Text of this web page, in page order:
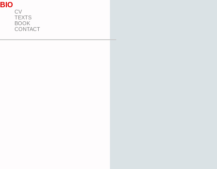
BIO
CV
TEXTS
BOOK
CONTACT